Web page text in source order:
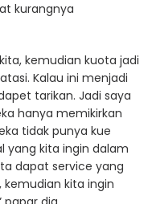
kurangnya
kemudian kuota jadi
Kalau ini menjadi
tarikan. Jadi saya
hanya memikirkan
tidak punya kue
yang kita ingin dalam
dapat service yang
kita ingin